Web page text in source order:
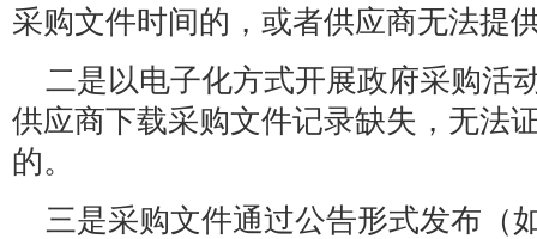
采购文件时间的，或者供应商无法提
二是以电子化方式开展政府采购活
供应商下载采购文件记录缺失，无法
的。
三是采购文件通过公告形式发布（